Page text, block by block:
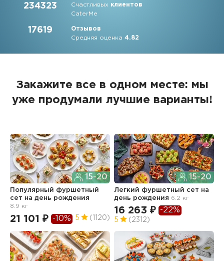
234323 Счастливых клиентов
CaterMe
17619
Отзывов
Средняя оценка4.82
Закажите все в одном месте: мы
уже продумали лучшие варианты!
15-20
Популярный фуршетный
сет на день рождения
8.9 кг
21 101 ₽ -10% 5 (1120)
15-20
Легкий фуршетный сет на
день рождения 6.2 кг
16 263 ₽ -22%
5 (2312)